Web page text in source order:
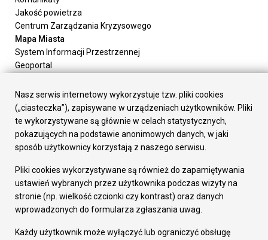
Jakość powietrza
Centrum Zarządzania Kryzysowego
Mapa Miasta
System Informacji Przestrzennej
Geoportal
Załatw sprawę
Prezydent Miasta
Rada Miasta
Wydziały
Elektroniczna Skrzynka Podawcza
Gospodarka
Fundusze europejskie
Środki krajowe
Oferty inwestycyjne
Pozostałe
Nasz serwis internetowy wykorzystuje tzw. pliki cookies
(„ciasteczka”), zapisywane w urządzeniach użytkowników. Pliki
te wykorzystywane są głównie w celach statystycznych,
pokazujących na podstawie anonimowych danych, w jaki
sposób użytkownicy korzystają z naszego serwisu.
Pliki cookies wykorzystywane są również do zapamiętywania
ustawień wybranych przez użytkownika podczas wizyty na
stronie (np. wielkość czcionki czy kontrast) oraz danych
wprowadzonych do formularza zgłaszania uwag.
Każdy użytkownik może wyłączyć lub ograniczyć obsługę